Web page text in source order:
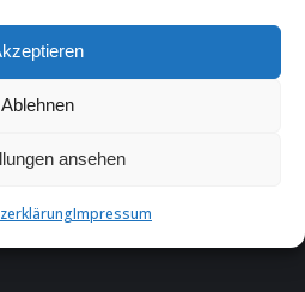
Ablehnen
ansehen
Impressum